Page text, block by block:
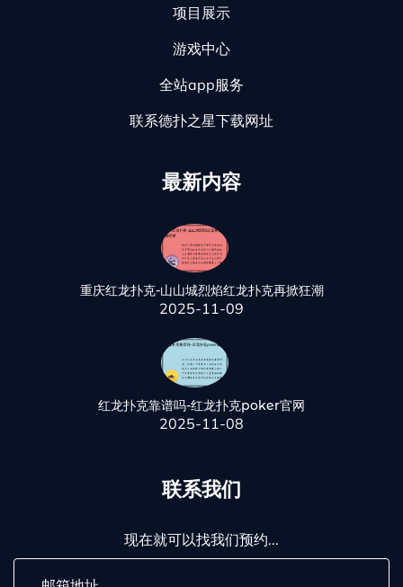
项目展示
游戏中心
全站app服务
联系德扑之星下载网址
最新内容
重庆红龙扑克-山山城烈焰红龙扑克再掀狂潮
2025-11-09
红龙扑克靠谱吗-红龙扑克poker官网
2025-11-08
联系我们
现在就可以找我们预约...